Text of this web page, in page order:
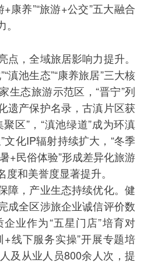
+康养”“旅游+公交”五大融合
，全域旅居影响力提升。
滇池生态”“康养旅居”三大核
生态旅游示范区，“晋宁”列
遗产保护名录，古滇片区获
区”，“滇池绿道”成为环滇
文化IP辐射持续扩大，“冬季
+民俗体验”形成差异化旅游
和美誉度显著提升。
，产业生态持续优化。健
成全区涉旅企业诚信评价数
业作为“五星门店”培育对
线下服务实操”开展专题培
及从业人员800余人次，提